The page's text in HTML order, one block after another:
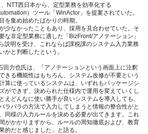
NTT西日本から、定型業務を効率化する
）ツール「WinActor」を提案されていた。
を集め始めたばかりの時期。
少なかったこともあり、採用を見合わせていた。そ
な非定型業務に適した「BizFront/アノテーション」
説明を受け、これならば課税課のシステム入力業務
かと判断したという。
力也氏は、「アノテーションという画面上に注釈
きる機能性はもちろん、システム改修が不要という
算に使っているシステムは、いずれもパッケージシ
ができず、決められた仕様内で運用を変えていくし
えどんなに使い勝手が良いシステムを導入しても、
ラバラの方法で入力してしまうと情報の整合性がと
同様の入力ルールを決める必要が出てきます。これ
がかかりますから、ルールの周知徹底および、教育
的だと感じました」と語る。